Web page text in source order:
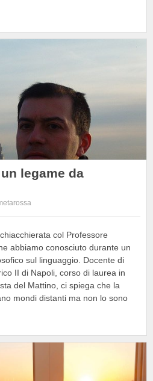
legame da
col Professore
abbiamo conosciuto durante un
sul linguaggio. Docente di
II di Napoli, corso di laurea in
del Mattino, ci spiega che la
mondi distanti ma non lo sono